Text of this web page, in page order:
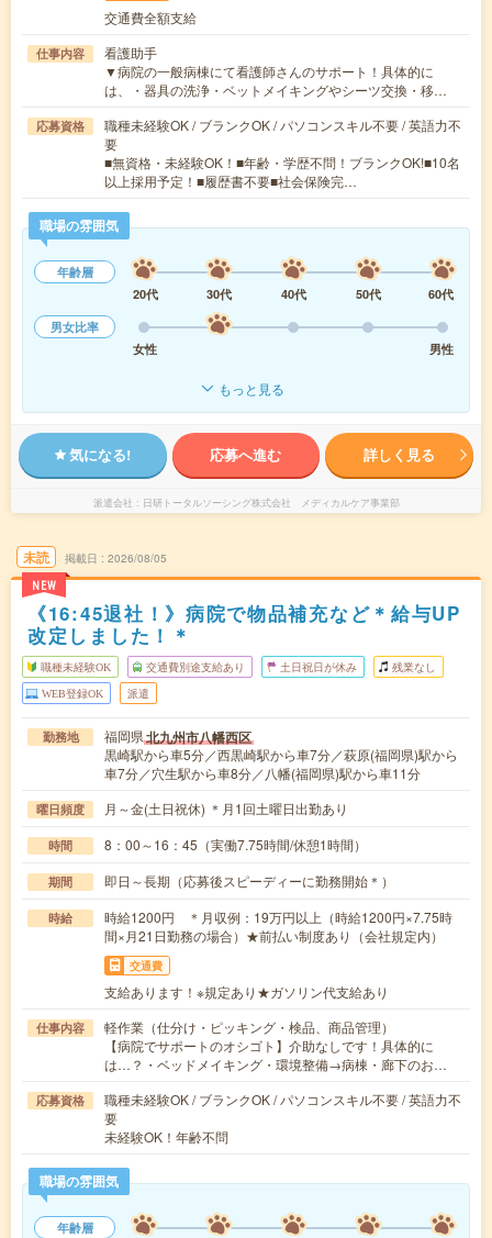
交通費全額支給
仕事内容
看護助手
▼病院の一般病棟にて看護師さんのサポート！具体的に
は、・器具の洗浄・ベットメイキングやシーツ交換・移…
応募資格
職種未経験OK / ブランクOK / パソコンスキル不要 / 英語力不
要
■無資格・未経験OK！■年齢・学歴不問！ブランクOK!■10名
以上採用予定！■履歴書不要■社会保険完…
職場の雰囲気
年齢層
20代
30代 40代 50代
60代
男女比率
女性
男性
もっと見る
気になる! 応募へ進む 詳しく見る
派遣会社 日研トータルソーシング株式会社 メディカルケア事業部
未読
NEW
掲載日 2026/08/05
《16:45退社！》病院で物品補充など＊給与UP
改定しました！＊
職種未経験OK 交通費別途支給あり 土日祝日が休み 残業なし
WEB登録OK 派遣
勤務地 福岡県北九州市八幡西区
黒崎駅から車5分／西黒崎駅から車7分／萩原(福岡県)駅から
車7分／穴生駅から車8分／八幡(福岡県)駅から車11分
曜日頻度 月～金(土日祝休) ＊月1回土曜日出勤あり
時間 8：00～16：45（実働7.75時間/休憩1時間）
期間 即日～長期（応募後スピーディーに勤務開始＊）
時給
時給1200円 ＊月収例：19万円以上（時給1200円×7.75時
間×月21日勤務の場合）★前払い制度あり（会社規定内）
交通費
支給あります！※規定あり★ガソリン代支給あり
仕事内容
軽作業（仕分け・ピッキング・検品、商品管理）
【病院でサポートのオシゴト】介助なしです！具体的に
は…？・ベッドメイキング・環境整備→病棟・廊下のお…
応募資格
職種未経験OK / ブランクOK / パソコンスキル不要 / 英語力不
要
未経験OK！年齢不問
職場の雰囲気
年齢層